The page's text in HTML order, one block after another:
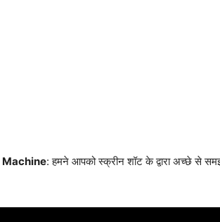
Machine: हमने आपको स्क्रीन शॉट के द्वारा अच्छे से